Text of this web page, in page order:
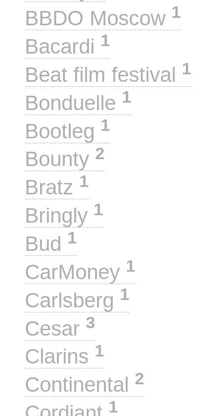
BBDO Moscow 1
Bacardi 1
Beat film festival 1
Bonduelle 1
Bootleg 1
Bounty 2
Bratz 1
Bringly 1
Bud 1
CarMoney 1
Carlsberg 1
Cesar 3
Clarins 1
Continental 2
1